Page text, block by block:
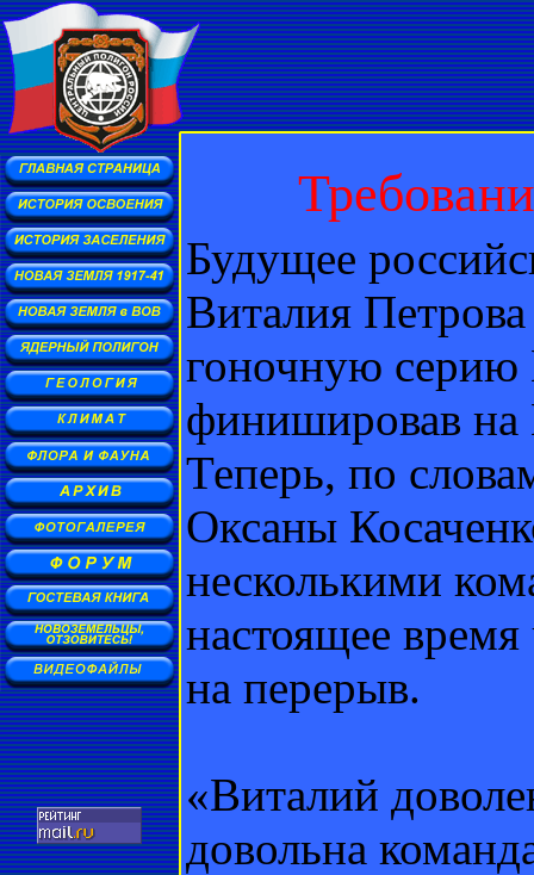
Будущее
Виталия
гоночную серию
финишировав
Теперь, по
Оксаны
несколькими
настоящее
на перерыв.
«Виталий
довольна